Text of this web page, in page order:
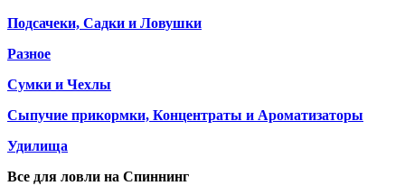
Подсачеки, Садки и Ловушки
Разное
Сумки и Чехлы
Сыпучие прикормки, Концентраты и Ароматизаторы
Удилища
Все для ловли на Спиннинг